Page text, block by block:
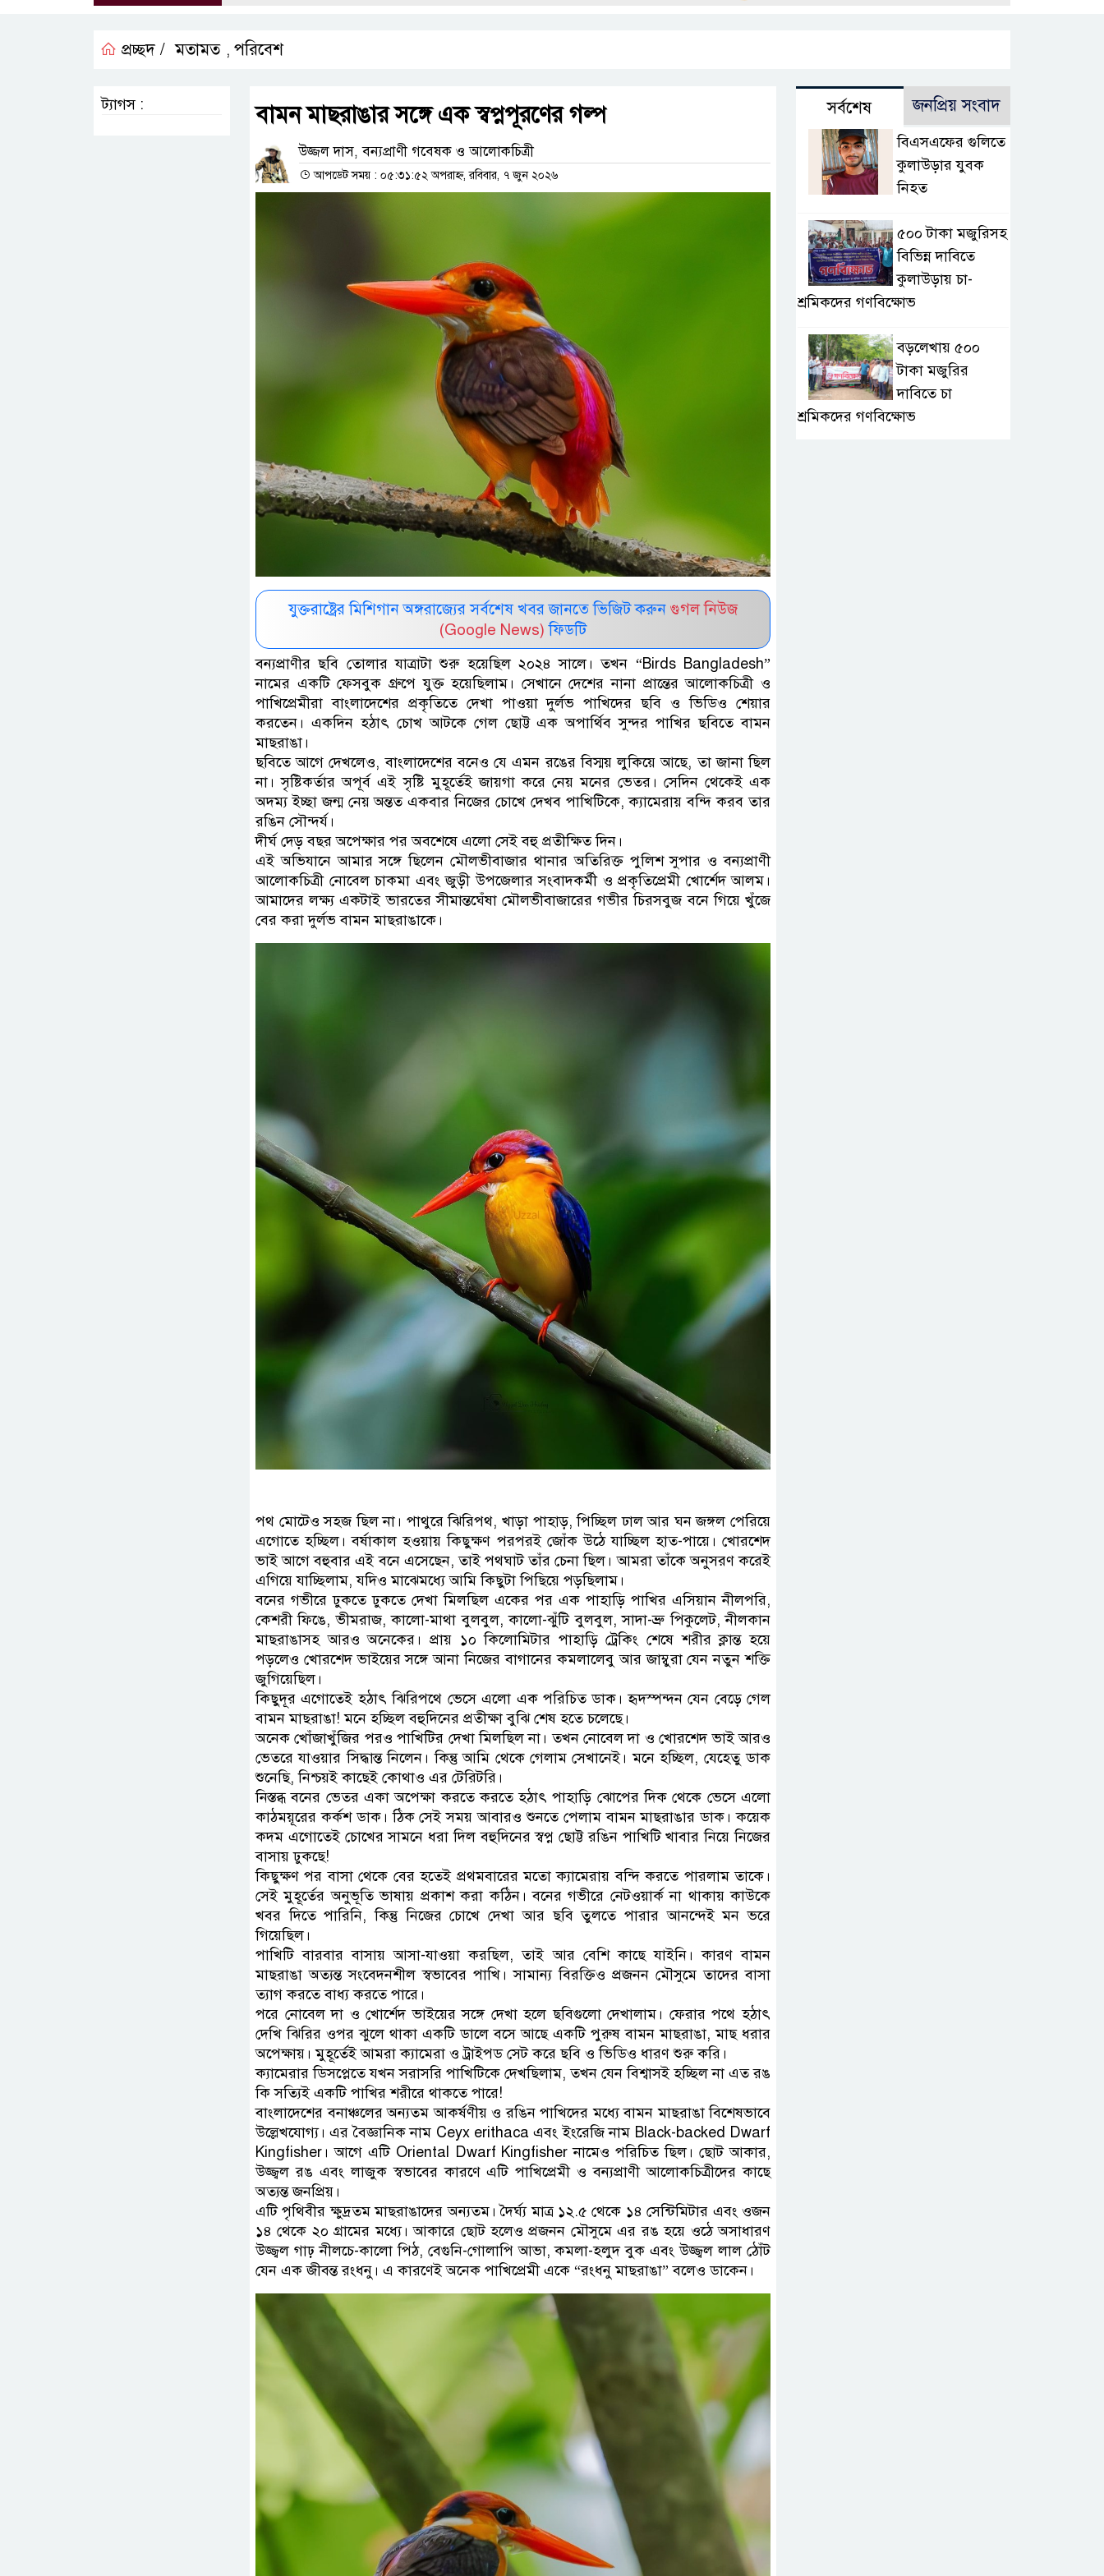
প্রচ্ছদ / মতামত , পরিবেশ
বামন মাছরাঙার সঙ্গে এক স্বপ্নপূরণের গল্প
উজ্জল দাস, বন্যপ্রাণী গবেষক ও আলোকচিত্রী
আপডেট সময় : ০৫:৩১:৫২ অপরাহ্ন, রবিবার, ৭ জুন ২০২৬
যুক্তরাষ্ট্রের মিশিগান অঙ্গরাজ্যের সর্বশেষ খবর জানতে ভিজিট করুন গুগল নিউজ
(Google News) ফিডটি
বন্যপ্রাণীর ছবি তোলার যাত্রাটা শুরু হয়েছিল ২০২৪ সালে। তখন “Birds Bangladesh”
নামের একটি ফেসবুক গ্রুপে যুক্ত হয়েছিলাম। সেখানে দেশের নানা প্রান্তের আলোকচিত্রী ও
পাখিপ্রেমীরা বাংলাদেশের প্রকৃতিতে দেখা পাওয়া দুর্লভ পাখিদের ছবি ও ভিডিও শেয়ার
করতেন। একদিন হঠাৎ চোখ আটকে গেল ছোট্ট এক অপার্থিব সুন্দর পাখির ছবিতে বামন
মাছরাঙা।
ছবিতে আগে দেখলেও, বাংলাদেশের বনেও যে এমন রঙের বিস্ময় লুকিয়ে আছে, তা জানা ছিল
না। সৃষ্টিকর্তার অপূর্ব এই সৃষ্টি মুহূর্তেই জায়গা করে নেয় মনের ভেতর। সেদিন থেকেই এক
অদম্য ইচ্ছা জন্ম নেয় অন্তত একবার নিজের চোখে দেখব পাখিটিকে, ক্যামেরায় বন্দি করব তার
রঙিন সৌন্দর্য।
দীর্ঘ দেড় বছর অপেক্ষার পর অবশেষে এলো সেই বহু প্রতীক্ষিত দিন।
এই অভিযানে আমার সঙ্গে ছিলেন মৌলভীবাজার থানার অতিরিক্ত পুলিশ সুপার ও বন্যপ্রাণী
আলোকচিত্রী নোবেল চাকমা এবং জুড়ী উপজেলার সংবাদকর্মী ও প্রকৃতিপ্রেমী খোর্শেদ আলম।
আমাদের লক্ষ্য একটাই ভারতের সীমান্তঘেঁষা মৌলভীবাজারের গভীর চিরসবুজ বনে গিয়ে খুঁজে
বের করা দুর্লভ বামন মাছরাঙাকে।
পথ মোটেও সহজ ছিল না। পাথুরে ঝিরিপথ, খাড়া পাহাড়, পিচ্ছিল ঢাল আর ঘন জঙ্গল পেরিয়ে
এগোতে হচ্ছিল। বর্ষাকাল হওয়ায় কিছুক্ষণ পরপরই জোঁক উঠে যাচ্ছিল হাত-পায়ে। খোরশেদ
ভাই আগে বহুবার এই বনে এসেছেন, তাই পথঘাট তাঁর চেনা ছিল। আমরা তাঁকে অনুসরণ করেই
এগিয়ে যাচ্ছিলাম, যদিও মাঝেমধ্যে আমি কিছুটা পিছিয়ে পড়ছিলাম।
বনের গভীরে ঢুকতে ঢুকতে দেখা মিলছিল একের পর এক পাহাড়ি পাখির এসিয়ান নীলপরি,
কেশরী ফিঙে, ভীমরাজ, কালো-মাথা বুলবুল, কালো-ঝুঁটি বুলবুল, সাদা-ভ্রু পিকুলেট, নীলকান
মাছরাঙাসহ আরও অনেকের। প্রায় ১০ কিলোমিটার পাহাড়ি ট্রেকিং শেষে শরীর ক্লান্ত হয়ে
পড়লেও খোরশেদ ভাইয়ের সঙ্গে আনা নিজের বাগানের কমলালেবু আর জাম্বুরা যেন নতুন শক্তি
জুগিয়েছিল।
কিছুদূর এগোতেই হঠাৎ ঝিরিপথে ভেসে এলো এক পরিচিত ডাক। হৃদস্পন্দন যেন বেড়ে গেল
বামন মাছরাঙা! মনে হচ্ছিল বহুদিনের প্রতীক্ষা বুঝি শেষ হতে চলেছে।
অনেক খোঁজাখুঁজির পরও পাখিটির দেখা মিলছিল না। তখন নোবেল দা ও খোরশেদ ভাই আরও
ভেতরে যাওয়ার সিদ্ধান্ত নিলেন। কিন্তু আমি থেকে গেলাম সেখানেই। মনে হচ্ছিল, যেহেতু ডাক
শুনেছি, নিশ্চয়ই কাছেই কোথাও এর টেরিটরি।
নিস্তব্ধ বনের ভেতর একা অপেক্ষা করতে করতে হঠাৎ পাহাড়ি ঝোপের দিক থেকে ভেসে এলো
কাঠময়ূরের কর্কশ ডাক। ঠিক সেই সময় আবারও শুনতে পেলাম বামন মাছরাঙার ডাক। কয়েক
কদম এগোতেই চোখের সামনে ধরা দিল বহুদিনের স্বপ্ন ছোট্ট রঙিন পাখিটি খাবার নিয়ে নিজের
বাসায় ঢুকছে!
কিছুক্ষণ পর বাসা থেকে বের হতেই প্রথমবারের মতো ক্যামেরায় বন্দি করতে পারলাম তাকে।
সেই মুহূর্তের অনুভূতি ভাষায় প্রকাশ করা কঠিন। বনের গভীরে নেটওয়ার্ক না থাকায় কাউকে
খবর দিতে পারিনি, কিন্তু নিজের চোখে দেখা আর ছবি তুলতে পারার আনন্দেই মন ভরে
গিয়েছিল।
পাখিটি বারবার বাসায় আসা-যাওয়া করছিল, তাই আর বেশি কাছে যাইনি। কারণ বামন
মাছরাঙা অত্যন্ত সংবেদনশীল স্বভাবের পাখি। সামান্য বিরক্তিও প্রজনন মৌসুমে তাদের বাসা
ত্যাগ করতে বাধ্য করতে পারে।
পরে নোবেল দা ও খোর্শেদ ভাইয়ের সঙ্গে দেখা হলে ছবিগুলো দেখালাম। ফেরার পথে হঠাৎ
দেখি ঝিরির ওপর ঝুলে থাকা একটি ডালে বসে আছে একটি পুরুষ বামন মাছরাঙা, মাছ ধরার
অপেক্ষায়। মুহূর্তেই আমরা ক্যামেরা ও ট্রাইপড সেট করে ছবি ও ভিডিও ধারণ শুরু করি।
ক্যামেরার ডিসপ্লেতে যখন সরাসরি পাখিটিকে দেখছিলাম, তখন যেন বিশ্বাসই হচ্ছিল না এত রঙ
কি সত্যিই একটি পাখির শরীরে থাকতে পারে!
বাংলাদেশের বনাঞ্চলের অন্যতম আকর্ষণীয় ও রঙিন পাখিদের মধ্যে বামন মাছরাঙা বিশেষভাবে
উল্লেখযোগ্য। এর বৈজ্ঞানিক নাম Ceyx erithaca এবং ইংরেজি নাম Black-backed Dwarf
Kingfisher। আগে এটি Oriental Dwarf Kingfisher নামেও পরিচিত ছিল। ছোট আকার,
উজ্জ্বল রঙ এবং লাজুক স্বভাবের কারণে এটি পাখিপ্রেমী ও বন্যপ্রাণী আলোকচিত্রীদের কাছে
অত্যন্ত জনপ্রিয়।
এটি পৃথিবীর ক্ষুদ্রতম মাছরাঙাদের অন্যতম। দৈর্ঘ্য মাত্র ১২.৫ থেকে ১৪ সেন্টিমিটার এবং ওজন
১৪ থেকে ২০ গ্রামের মধ্যে। আকারে ছোট হলেও প্রজনন মৌসুমে এর রঙ হয়ে ওঠে অসাধারণ
উজ্জ্বল গাঢ় নীলচে-কালো পিঠ, বেগুনি-গোলাপি আভা, কমলা-হলুদ বুক এবং উজ্জ্বল লাল ঠোঁট
যেন এক জীবন্ত রংধনু। এ কারণেই অনেক পাখিপ্রেমী একে “রংধনু মাছরাঙা” বলেও ডাকেন।
ট্যাগস : সর্বশেষ জনপ্রিয় সংবাদ
বিএসএফের গুলিতে
কুলাউড়ার যুবক
নিহত
৫০০ টাকা মজুরিসহ
বিভিন্ন দাবিতে
কুলাউড়ায় চা-
শ্রমিকদের গণবিক্ষোভ
বড়লেখায় ৫০০
টাকা মজুরির
দাবিতে চা
শ্রমিকদের গণবিক্ষোভ